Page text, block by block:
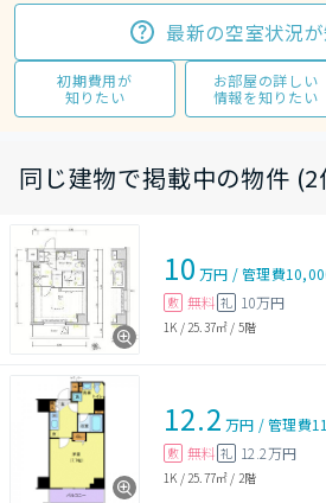
最新の空室状況
初期費用が
知りたい
お部屋の詳しい
情報を知りたい
同じ建物で掲載中の物件 (2
10 万円 /管理費
敷 無料 礼 10万円
1K / 25.37㎡ / 5階
12.2 万円 /管理費
敷 無料 礼 12.2万円
1K / 25.77㎡ / 2階